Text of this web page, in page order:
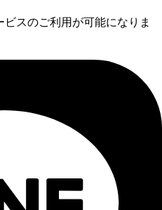
スのご利用が可能になりま